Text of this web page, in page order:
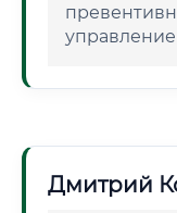
управление
Дмитрий